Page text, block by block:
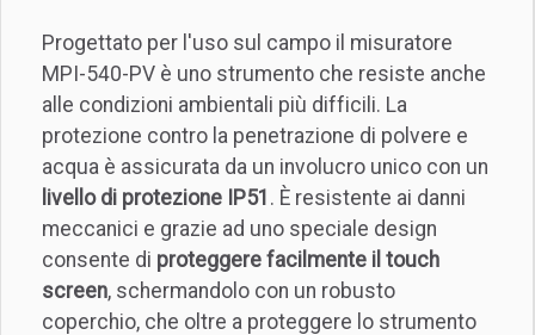
Progettato per l'uso sul campo il misuratore
MPI-540-PV è uno strumento che resiste anche
alle condizioni ambientali più difficili. La
protezione contro la penetrazione di polvere e
acqua è assicurata da un involucro unico con un
livello di protezione IP51 . È resistente ai danni
meccanici e grazie ad uno speciale design
consente di proteggere facilmente il touch
screen, schermandolo con un robusto
coperchio, che oltre a proteggere lo strumento